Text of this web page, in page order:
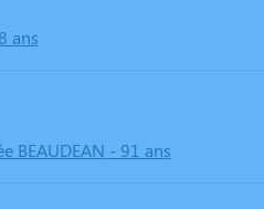
ans
BEAUDEAN - 91 ans